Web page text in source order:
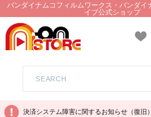
バンダイナムコフィルムワークス・バンダイ
イブ公式ショップ
決済システム障害に関するお知らせ（復旧）